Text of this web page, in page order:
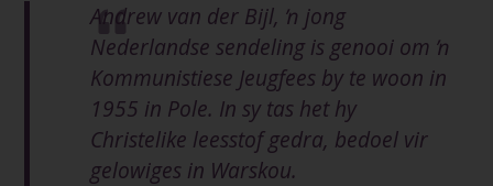
Andrew van der Bijl, ŉ jong
Nederlandse sendeling is genooi om ŉ
Kommunistiese Jeugfees by te woon in
1955 in Pole. In sy tas het hy
Christelike leesstof gedra, bedoel vir
gelowiges in Warskou.